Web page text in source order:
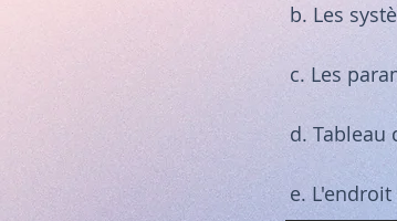
b. Les
c. Les
d. Tableau
e.